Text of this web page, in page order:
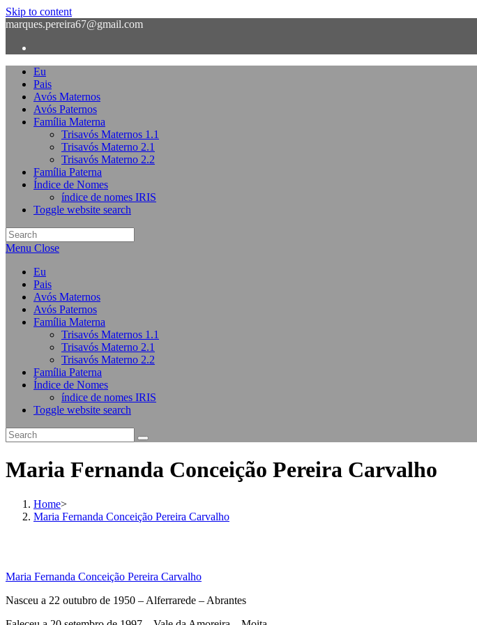
Skip to content
marques.pereira67@gmail.com
Eu
Pais
Avós Maternos
Avós Paternos
Família Materna
Trisavós Maternos 1.1
Trisavós Materno 2.1
Trisavós Materno 2.2
Família Paterna
Índice de Nomes
índice de nomes IRIS
Toggle website search
Menu Close
Eu
Pais
Avós Maternos
Avós Paternos
Família Materna
Trisavós Maternos 1.1
Trisavós Materno 2.1
Trisavós Materno 2.2
Família Paterna
Índice de Nomes
índice de nomes IRIS
Toggle website search
Maria Fernanda Conceição Pereira Carvalho
Home>
Maria Fernanda Conceição Pereira Carvalho
Maria Fernanda Conceição Pereira Carvalho
Nasceu a 22 outubro de 1950 – Alferrarede – Abrantes